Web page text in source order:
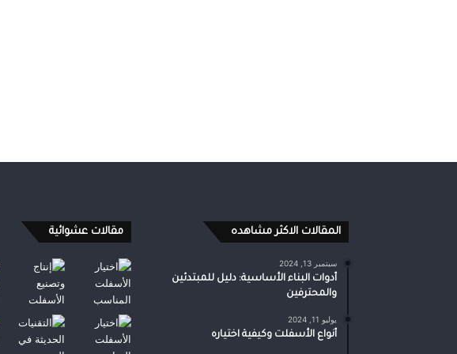
المقالات الاكثر مشاهده
سبتمبر 13, 2024
أدوات البناء الأساسية: دليل للمبتدئين
والمحترفين
يوليو 11, 2024
أنواع الأسفلت وكيفية اختياره
مقالات عشوائية